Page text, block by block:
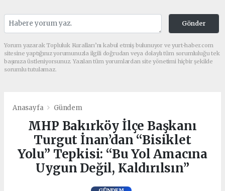
Gönder
Yorum yazarak Topluluk Kuralları’nı kabul etmiş bulunuyor ve yurt-haber.com
sitesine yaptığınız yorumunuzla ilgili doğrudan veya dolaylı tüm sorumluluğu tek
başınıza üstleniyorsunuz. Yazılan tüm yorumlardan site yönetimi hiçbir şekilde
sorumlu tutulamaz.
Anasayfa Gündem
MHP Bakırköy İlçe Başkanı
Turgut İnan’dan “Bisiklet
Yolu” Tepkisi: “Bu Yol Amacına
Uygun Değil, Kaldırılsın”